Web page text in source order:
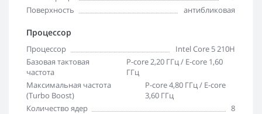
Поверхность
антибликовая
Процессор
Процессор
Intel Core 5 210H
Базовая тактовая
частота
P-core 2,20 ГГц / E-core 1,60
ГГц
Максимальная частота
(Turbo Boost)
P-core 4,80 ГГц / E-core
3,60 ГГц
Количество ядер
8